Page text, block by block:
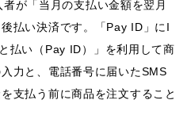
が「当月の支払い金額を翌月
払い決済です。「Pay ID」にI
払い（Pay ID）」を利用して商
力と、電話番号に届いたSMS
支払う前に商品を注文すること